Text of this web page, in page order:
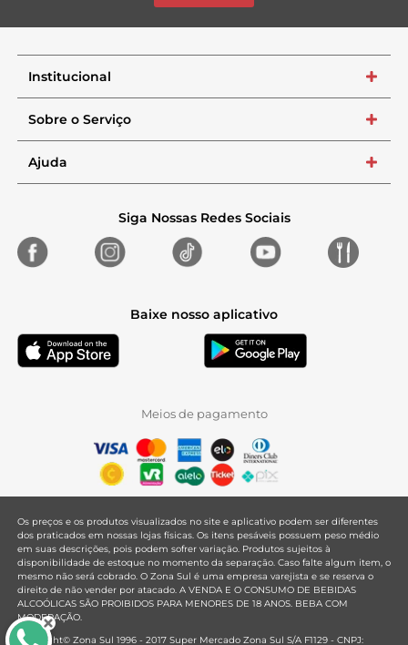
Institucional +
Sobre o Serviço +
Ajuda +
Siga Nossas Redes Sociais
Baixe nosso aplicativo
Meios de pagamento
Os preços e os produtos visualizados no site e aplicativo podem ser diferentes
dos praticados em nossas lojas físicas. Os itens pesáveis possuem peso médio
em suas descrições, pois podem sofrer variação. Produtos sujeitos à
disponibilidade de estoque no momento da separação. Caso falte algum item, o
mesmo não será cobrado. O Zona Sul é uma empresa varejista e se reserva o
direito de não vender por atacado. A VENDA E O CONSUMO DE BEBIDAS
ALCOÓLICAS SÃO PROIBIDOS PARA MENORES DE 18 ANOS. BEBA COM
MODERAÇÃO.
Copyright© Zona Sul 1996 - 2017 Super Mercado Zona Sul S/A F1129 - CNPJ: